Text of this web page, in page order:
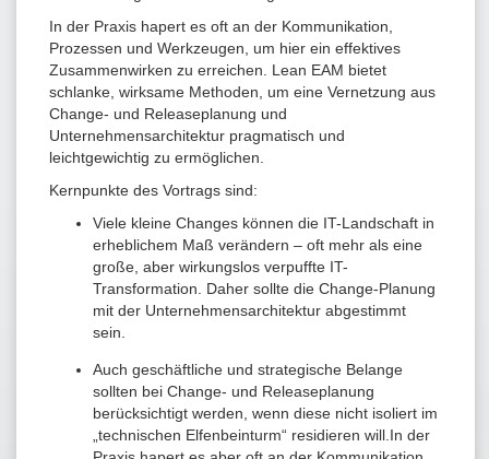
In der Praxis hapert es oft an der Kommunikation,
Prozessen und Werkzeugen, um hier ein effektives
Zusammenwirken zu erreichen. Lean EAM bietet
schlanke, wirksame Methoden, um eine Vernetzung aus
Change- und Releaseplanung und
Unternehmensarchitektur pragmatisch und
leichtgewichtig zu ermöglichen.
Kernpunkte des Vortrags sind:
Viele kleine Changes können die IT-Landschaft in
erheblichem Maß verändern – oft mehr als eine
große, aber wirkungslos verpuffte IT-
Transformation. Daher sollte die Change-Planung
mit der Unternehmensarchitektur abgestimmt
sein.
Auch geschäftliche und strategische Belange
sollten bei Change- und Releaseplanung
berücksichtigt werden, wenn diese nicht isoliert im
„technischen Elfenbeinturm“ residieren will.In der